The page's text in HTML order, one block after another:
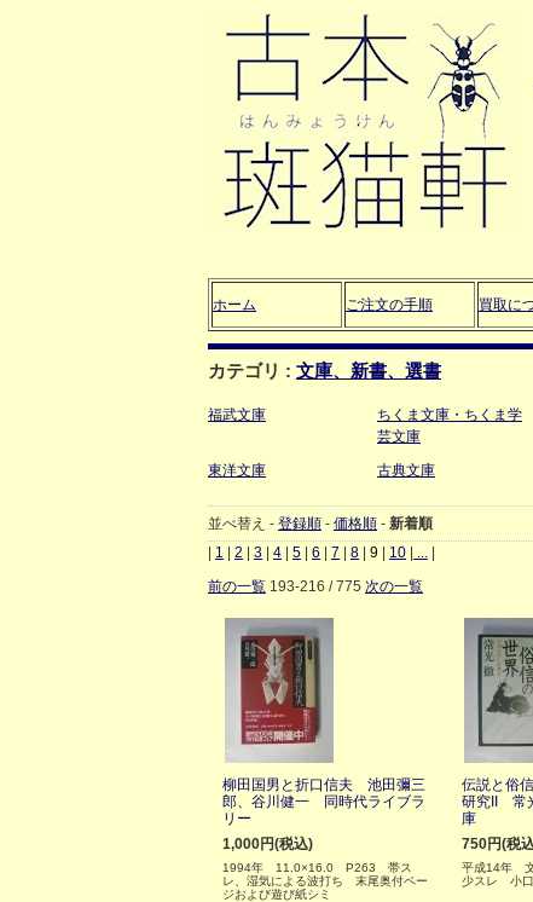
ホーム ご注文の手順 買取に
カテゴリ : 文庫、新書、選書
福武文庫
ちくま文庫・ちくま学
芸文庫
東洋文庫 古典文庫
並べ替え - 登録順 - 価格順 - 新着順
1 2 3 4 5 6 7 8 9 10 ...
前の一覧 193-216 / 775 次の一覧
柳田国男と折口信夫 池田彌三
郎、谷川健一 同時代ライブラ
リー
1,000円(税込)
1994年 11.0×16.0 P263 帯ス
レ、湿気による波打ち 末尾奥付ペー
ジおよび遊び紙シミ
伝説と俗
研究II 常
庫
750円(税
平成14年
少スレ 小口